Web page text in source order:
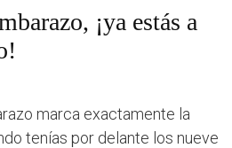
¡ya estás a
marca exactamente la
tenías por delante los nueve